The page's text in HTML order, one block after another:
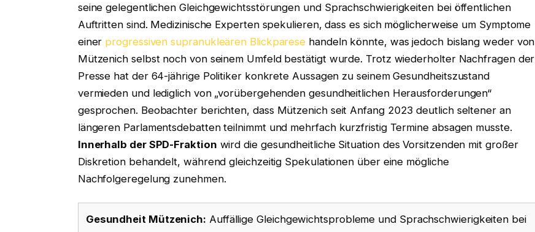
seine gelegentlichen Gleichgewichtsstörungen und Sprachschwierigkeiten bei öffentlichen
Auftritten sind. Medizinische Experten spekulieren, dass es sich möglicherweise um Symptome
einer progressiven supranukleären Blickparese handeln könnte, was jedoch bislang weder von
Mützenich selbst noch von seinem Umfeld bestätigt wurde. Trotz wiederholter Nachfragen der
Presse hat der 64-jährige Politiker konkrete Aussagen zu seinem Gesundheitszustand
vermieden und lediglich von „vorübergehenden gesundheitlichen Herausforderungen“
gesprochen. Beobachter berichten, dass Mützenich seit Anfang 2023 deutlich seltener an
längeren Parlamentsdebatten teilnimmt und mehrfach kurzfristig Termine absagen musste.
Innerhalb der SPD-Fraktion wird die gesundheitliche Situation des Vorsitzenden mit großer
Diskretion behandelt, während gleichzeitig Spekulationen über eine mögliche
Nachfolgeregelung zunehmen.
Gesundheit Mützenich: Auffällige Gleichgewichtsprobleme und Sprachschwierigkeiten bei